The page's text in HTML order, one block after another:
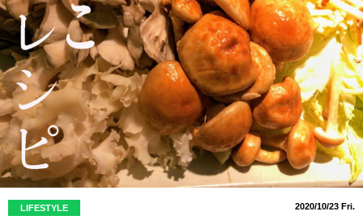
LIFESTYLE 2020/10/23 Fri.